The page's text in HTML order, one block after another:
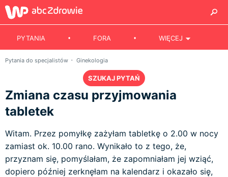
PYTANIA FORA WIĘCEJ
Pytania do specjalistów Ginekologia
SZUKAJ PYTAŃ
Zmiana czasu przyjmowania
tabletek
Witam. Przez pomyłkę zażyłam tabletkę o 2.00 w nocy
zamiast ok. 10.00 rano. Wynikało to z tego, że,
przyznam się, pomyślałam, że zapomniałam jej wziąć,
dopiero później zerknęłam na kalendarz i okazało się,